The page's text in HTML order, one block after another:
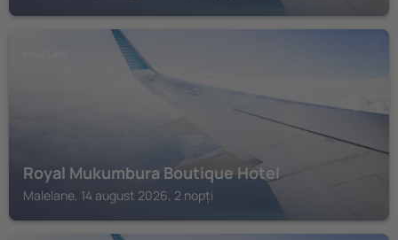
Royal Mukumbura Boutique Hotel
Malelane, 14 august 2026, 2 nopți